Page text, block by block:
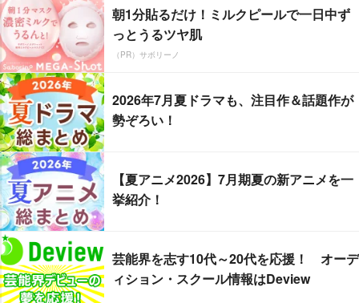
朝1分貼るだけ！ミルクピールで一日中ず
っとうるツヤ肌
（PR）サボリーノ
2026年7月夏ドラマも、注目作＆話題作が
勢ぞろい！
【夏アニメ2026】7月期夏の新アニメを一
挙紹介！
芸能界を志す10代～20代を応援！ オーデ
ィション・スクール情報はDeview